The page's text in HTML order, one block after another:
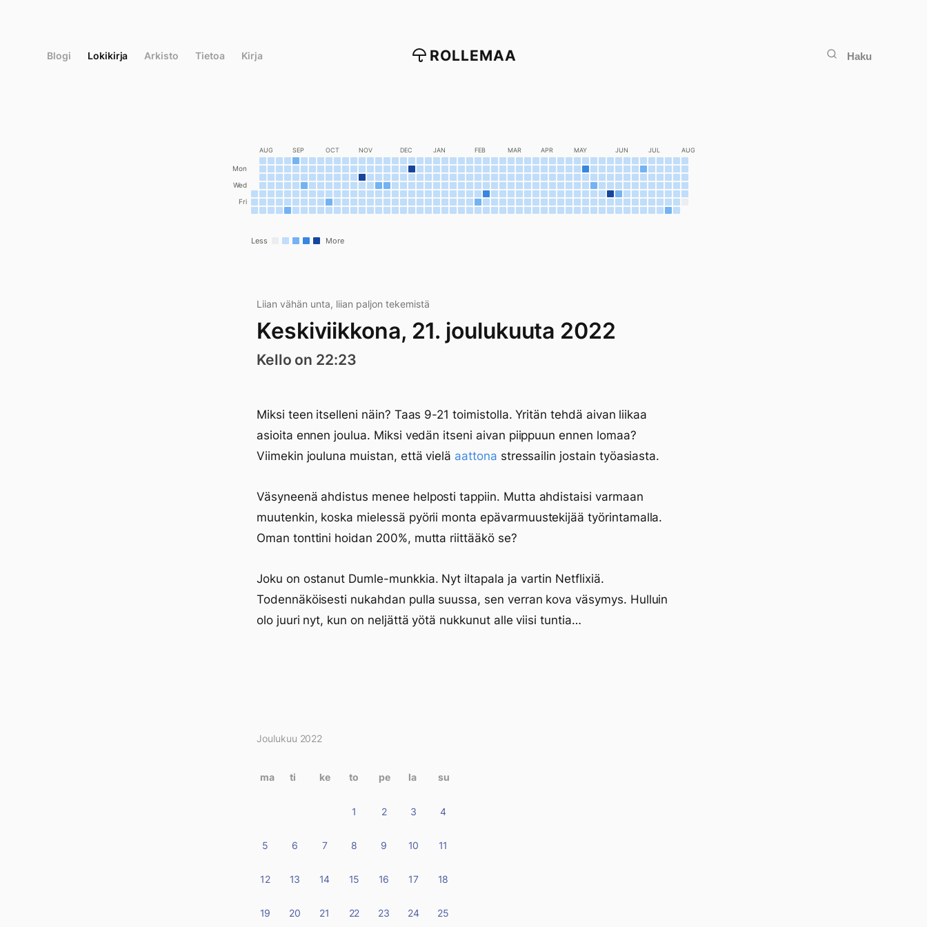
Blogi Lokikirja Arkisto Tietoa Kirja ROLLEMAA Haku
Mon
Wed
Fri
AUG SEP OCT NOV DEC JAN FEB MAR APR MAY JUN JUL AUG
Less More
Liian vähän unta, liian paljon tekemistä
Keskiviikkona, 21. joulukuuta 2022
Kello on 22:23
Miksi teen itselleni näin? Taas 9-21 toimistolla. Yritän tehdä aivan liikaa
asioita ennen joulua. Miksi vedän itseni aivan piippuun ennen lomaa?
Viimekin jouluna muistan, että vielä aattona stressailin jostain työasiasta.
Väsyneenä ahdistus menee helposti tappiin. Mutta ahdistaisi varmaan
muutenkin, koska mielessä pyörii monta epävarmuustekijää työrintamalla.
Oman tonttini hoidan 200%, mutta riittääkö se?
Joku on ostanut Dumle-munkkia. Nyt iltapala ja vartin Netflixiä.
Todennäköisesti nukahdan pulla suussa, sen verran kova väsymys. Hulluin
olo juuri nyt, kun on neljättä yötä nukkunut alle viisi tuntia…
Kirjoitukset
kalenterissa
Joulukuu 2022
ma ti ke to pe la su
1 2 3 4
5 6 7 8 9 10 11
12 13 14 15 16 17 18
19 20 21 22 23 24 25